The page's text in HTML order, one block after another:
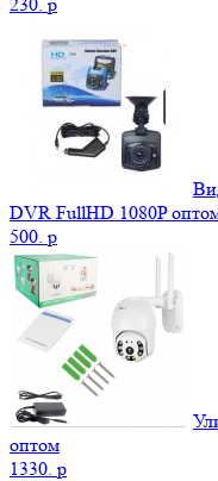
DVR FullHD 1080P
500. p
оптом
1330. p